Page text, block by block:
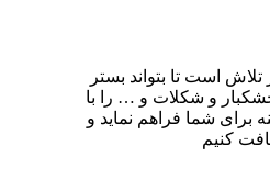
تلاش است تا بتواند بستر
خشکبار و شکلات و … را با
برای شما فراهم نماید و
کنیم